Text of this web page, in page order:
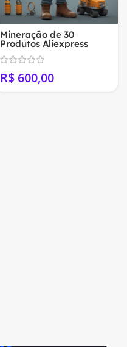
Mineração de 30
Produtos Aliexpress
(Fornecedores Premium)
R$